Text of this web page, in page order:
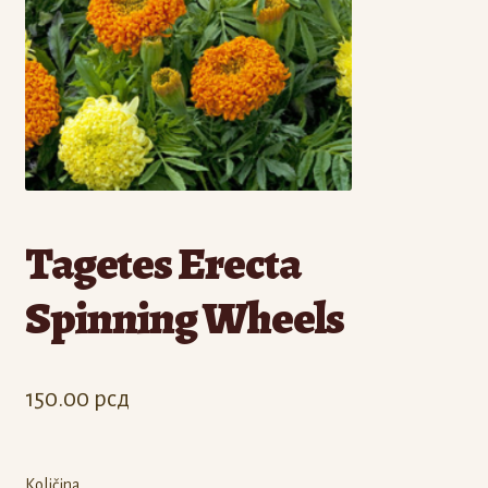
Odjava
Registracija
Tagetes Erecta
Spinning Wheels
150.00 рсд